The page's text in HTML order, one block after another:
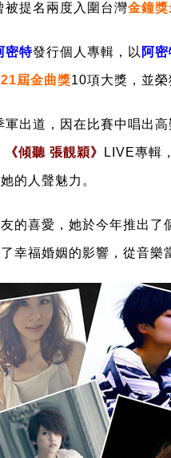
被提名兩度入圍台灣金鐘獎
密特發行個人專輯，以 阿
屆金曲獎10項大獎，並
軍出道，因在比賽中唱出
《傾聽 張靚穎》 LIVE專輯
的人聲魅力。
的喜愛，她於今年推出了
幸福婚姻的影響，從音樂